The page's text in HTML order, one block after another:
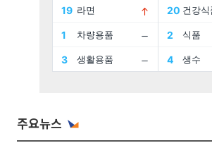
주요뉴스